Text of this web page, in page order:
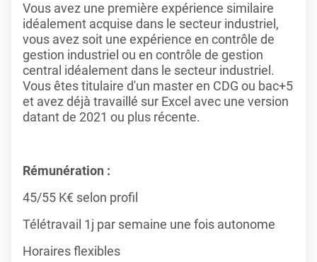
Vous avez une première expérience similaire
idéalement acquise dans le secteur industriel,
vous avez soit une expérience en contrôle de
gestion industriel ou en contrôle de gestion
central idéalement dans le secteur industriel.
Vous êtes titulaire d'un master en CDG ou bac+5
et avez déjà travaillé sur Excel avec une version
datant de 2021 ou plus récente.
Rémunération :
45/55 K€ selon profil
Télétravail 1j par semaine une fois autonome
Horaires flexibles